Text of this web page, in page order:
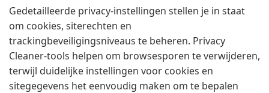
Gedetailleerde privacy-instellingen stellen je in staat
om cookies, siterechten en
trackingbeveiligingsniveaus te beheren. Privacy
Cleaner-tools helpen om browsesporen te verwijderen,
terwijl duidelijke instellingen voor cookies en
sitegegevens het eenvoudig maken om te bepalen